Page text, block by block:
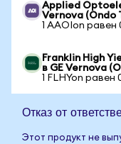
Applied
Vernova (Ondo
1 AAOIon равен
Franklin High
в GE Vernova
1 FLHYon
Отказ от
Этот продукт не